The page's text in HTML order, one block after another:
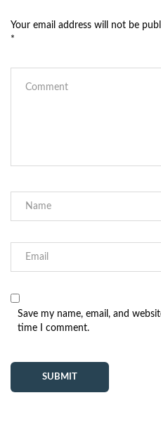
Your email address will not be
*
Save my name, email, and
time I comment.